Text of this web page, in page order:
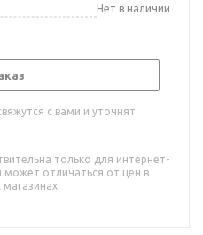
Нет в наличии
с вами и уточнят
только для интернет-
может отличаться от цен в
магазинах